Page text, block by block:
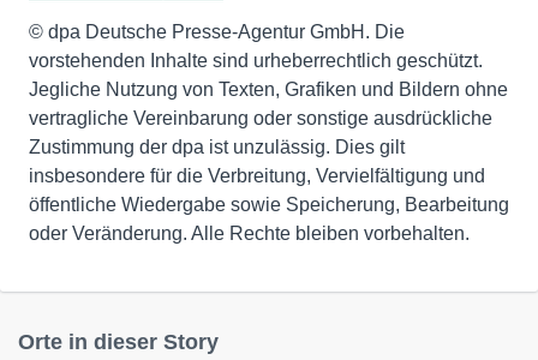
© dpa Deutsche Presse-Agentur GmbH. Die
vorstehenden Inhalte sind urheberrechtlich geschützt.
Jegliche Nutzung von Texten, Grafiken und Bildern ohne
vertragliche Vereinbarung oder sonstige ausdrückliche
Zustimmung der dpa ist unzulässig. Dies gilt
insbesondere für die Verbreitung, Vervielfältigung und
öffentliche Wiedergabe sowie Speicherung, Bearbeitung
oder Veränderung. Alle Rechte bleiben vorbehalten.
Orte in dieser Story